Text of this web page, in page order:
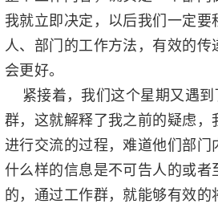
我就立即决定，以后我们一定
人、部门的工作方法，有效的
会更好。
紧接着，我们这个星期又遇到
群，这就解释了我之前的疑虑
进行交流的过程，难道他们部
什么样的信息是不可告人的或
的，通过工作群，就能够有效